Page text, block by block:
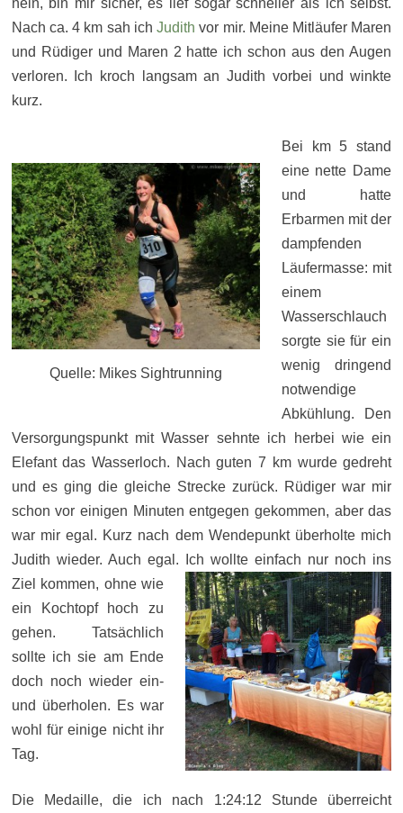
Nach ca. 4 km sah ichJudith vor mir. Meine Mitläufer Maren
und Rüdiger und Maren 2 hatte ich schon aus den Augen
verloren. Ich kroch langsam an Judith vorbei und winkte
kurz.
Quelle: Mikes Sightrunning
Bei km 5 stand
eine nette Dame
und hatte
Erbarmen mit der
dampfenden
Läufermasse: mit
einem
Wasserschlauch
sorgte sie für ein
wenig dringend
notwendige
Abkühlung. Den
Versorgungspunkt mit Wasser sehnte ich herbei wie ein
Elefant das Wasserloch. Nach guten 7 km wurde gedreht
und es ging die gleiche Strecke zurück. Rüdiger war mir
schon vor einigen Minuten entgegen gekommen, aber das
war mir egal. Kurz nach dem Wendepunkt überholte mich
Judith wieder. Auch egal. Ich wollte einfach nur noch ins
Ziel kommen, ohne wie
ein Kochtopf hoch zu
gehen. Tatsächlich
sollte ich sie am Ende
doch noch wieder ein-
und überholen. Es war
wohl für einige nicht ihr
Tag.
Die Medaille, die ich nach 1:24:12 Stunde überreicht